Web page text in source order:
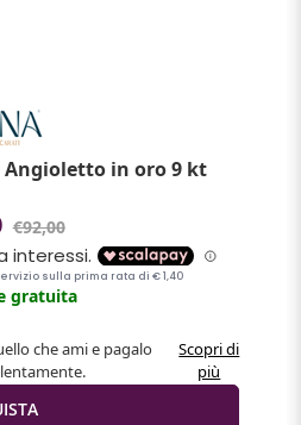
in oro 9 kt
€92,00
gratuita
che ami e pagalo
lentamente.
Scopri di
più